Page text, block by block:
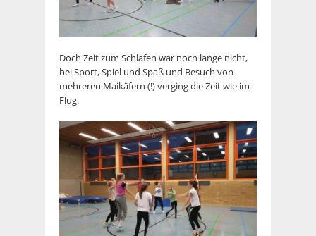
Doch Zeit zum Schlafen war noch lange nicht,
bei Sport, Spiel und Spaß und Besuch von
mehreren Maikäfern (!) verging die Zeit wie im
Flug.